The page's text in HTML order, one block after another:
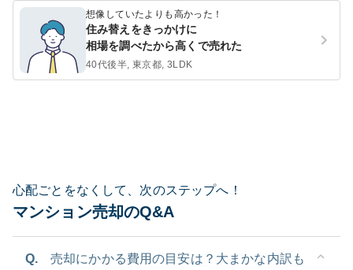
想像していたよりも高かった！
住み替えをきっかけに
相場を調べたから高くで売れた
40代後半, 東京都, 3LDK
心配ごとをなくして、次のステップへ！
マンション売却のQ&A
Q.
売却にかかる費用の目安は？大まかな内訳も